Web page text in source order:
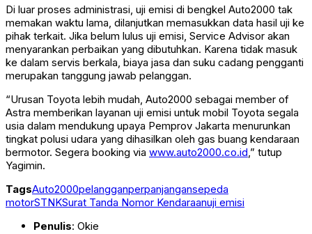
Di luar proses administrasi, uji emisi di bengkel Auto2000 tak
memakan waktu lama, dilanjutkan memasukkan data hasil uji ke
pihak terkait. Jika belum lulus uji emisi, Service Advisor akan
menyarankan perbaikan yang dibutuhkan. Karena tidak masuk
ke dalam servis berkala, biaya jasa dan suku cadang pengganti
merupakan tanggung jawab pelanggan.
“Urusan Toyota lebih mudah, Auto2000 sebagai member of
Astra memberikan layanan uji emisi untuk mobil Toyota segala
usia dalam mendukung upaya Pemprov Jakarta menurunkan
tingkat polusi udara yang dihasilkan oleh gas buang kendaraan
bermotor. Segera booking via www.auto2000.co.id,” tutup
Yagimin.
TagsAuto2000pelangganperpanjangansepeda
motorSTNKSurat Tanda Nomor Kendaraanuji emisi
Penulis: Okie